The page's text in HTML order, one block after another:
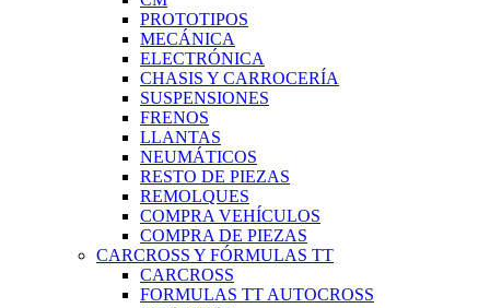
PROTOTIPOS
MECÁNICA
ELECTRÓNICA
CHASIS Y CARROCERÍA
SUSPENSIONES
FRENOS
LLANTAS
NEUMÁTICOS
RESTO DE PIEZAS
REMOLQUES
COMPRA VEHÍCULOS
COMPRA DE PIEZAS
CARCROSS Y FÓRMULAS TT
CARCROSS
FORMULAS TT AUTOCROSS